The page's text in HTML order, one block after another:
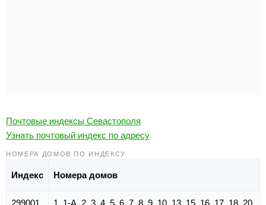
Почтовые индексы Севастополя
Узнать почтовый индекс по адресу
НОМЕРА ДОМОВ ПО ИНДЕКСУ
Индекс Номера домов